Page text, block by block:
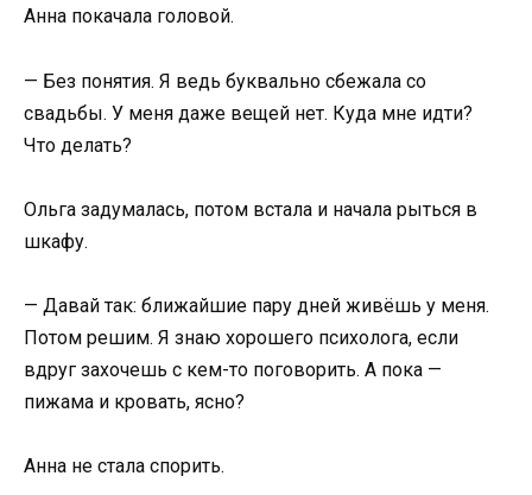
Анна покачала головой.
— Без понятия. Я ведь буквально сбежала со
свадьбы. У меня даже вещей нет. Куда мне идти?
Что делать?
Ольга задумалась, потом встала и начала рыться в
шкафу.
— Давай так: ближайшие пару дней живёшь у меня.
Потом решим. Я знаю хорошего психолога, если
вдруг захочешь с кем-то поговорить. А пока —
пижама и кровать, ясно?
Анна не стала спорить.